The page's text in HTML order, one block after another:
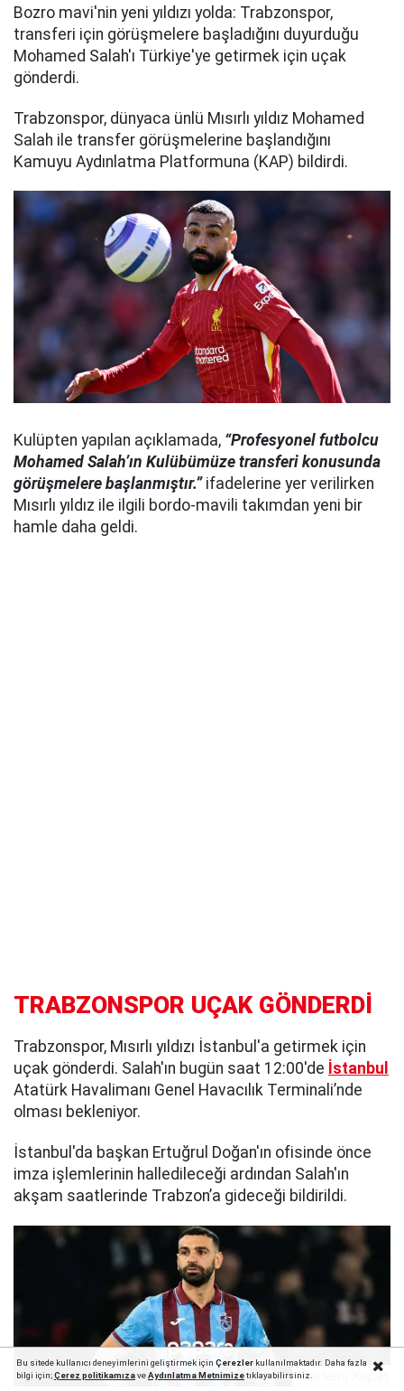
Bozro mavi'nin yeni yıldızı yolda: Trabzonspor,
transferi için görüşmelere başladığını duyurduğu
Mohamed Salah'ı Türkiye'ye getirmek için uçak
gönderdi.
Trabzonspor, dünyaca ünlü Mısırlı yıldız Mohamed
Salah ile transfer görüşmelerine başlandığını
Kamuyu Aydınlatma Platformuna (KAP) bildirdi.
Kulüpten yapılan açıklamada, “Profesyonel futbolcu
Mohamed Salah’ın Kulübümüze transferi konusunda
görüşmelere başlanmıştır.”ifadelerine yer verilirken
Mısırlı yıldız ile ilgili bordo-mavili takımdan yeni bir
hamle daha geldi.
TRABZONSPOR UÇAK GÖNDERDİ
Trabzonspor, Mısırlı yıldızı İstanbul'a getirmek için
uçak gönderdi. Salah'ın bugün saat 12:00'de İstanbul
Atatürk Havalimanı Genel Havacılık Terminali’nde
olması bekleniyor.
İstanbul'da başkan Ertuğrul Doğan'ın ofisinde önce
imza işlemlerinin halledileceği ardından Salah'ın
akşam saatlerinde Trabzon’a gideceği bildirildi.
Bu sitede kullanıcı deneyimlerini geliştirmek için Çerezlerkullanılmaktadır. Daha fazla
bilgi için;Çerez politikamızaveAydınlatma Metnimizetıklayabilirsiniz.Reklamı Kapat